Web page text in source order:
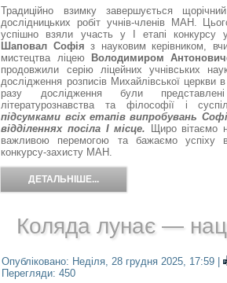
Традиційно взимку завершується
дослідницьких робіт учнів-членів МАН.
успішно взяли участь у І етапі конкурсу
Шаповал Софія з науковим керівником,
мистецтва ліцею
Володимиром
продовжили серію ліцейних учнівських
дослідження розписів Михайлівської церкви
разу дослідження були
літературознавства та філософії і
підсумками всіх етапів випробувань
відділеннях посіла І місце.
Щиро вітаємо
важливою перемогою та бажаємо успіху
конкурсу-захисту МАН.
ДЕТАЛЬНІШЕ...
Коляда лунає —
Опубліковано: Неділя, 28 грудня 2025, 17:59 |
Перегляди: 450